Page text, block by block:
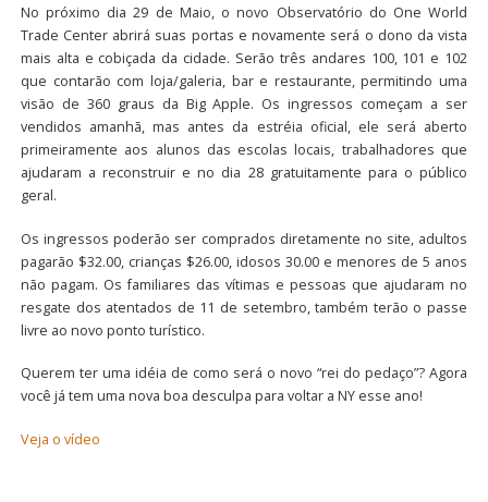
No próximo dia 29 de Maio, o novo Observatório do One World
Trade Center abrirá suas portas e novamente será o dono da vista
mais alta e cobiçada da cidade. Serão três andares 100, 101 e 102
que contarão com loja/galeria, bar e restaurante, permitindo uma
visão de 360 graus da Big Apple. Os ingressos começam a ser
vendidos amanhã, mas antes da estréia oficial, ele será aberto
primeiramente aos alunos das escolas locais, trabalhadores que
ajudaram a reconstruir e no dia 28 gratuitamente para o público
geral.
Os ingressos poderão ser comprados diretamente no site, adultos
pagarão $32.00, crianças $26.00, idosos 30.00 e menores de 5 anos
não pagam. Os familiares das vítimas e pessoas que ajudaram no
resgate dos atentados de 11 de setembro, também terão o passe
livre ao novo ponto turístico.
Querem ter uma idéia de como será o novo “rei do pedaço”? Agora
você já tem uma nova boa desculpa para voltar a NY esse ano!
Veja o vídeo